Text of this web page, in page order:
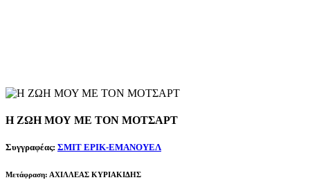
Η ΖΩΗ ΜΟΥ ΜΕ ΤΟΝ ΜΟΤΣΑΡΤ
Συγγραφέας: ΣΜΙΤ ΕΡΙΚ-ΕΜΑΝΟΥΕΛ
Μετάφραση: ΑΧΙΛΛΕΑΣ ΚΥΡΙΑΚΙΔΗΣ